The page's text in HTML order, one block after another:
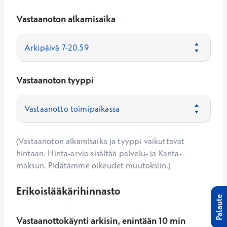
Vastaanoton alkamisaika
Vastaanoton tyyppi
(Vastaanoton alkamisaika ja tyyppi vaikuttavat
hintaan. Hinta-arvio sisältää palvelu- ja Kanta-
maksun. Pidätämme oikeudet muutoksiin.)
Erikoislääkärihinnasto
Vastaanottokäynti arkisin, enintään 10 min
Palaute